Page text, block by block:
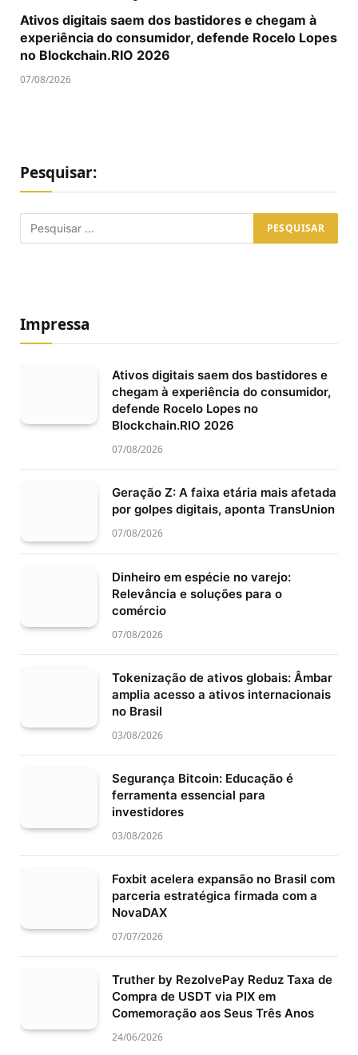
Ativos digitais saem dos bastidores e chegam à
experiência do consumidor, defende Rocelo Lopes
no Blockchain.RIO 2026
07/08/2026
Pesquisar:
Impressa
Ativos digitais saem dos bastidores e
chegam à experiência do consumidor,
defende Rocelo Lopes no
Blockchain.RIO 2026
07/08/2026
Geração Z: A faixa etária mais afetada
por golpes digitais, aponta TransUnion
07/08/2026
Dinheiro em espécie no varejo:
Relevância e soluções para o
comércio
07/08/2026
Tokenização de ativos globais: Âmbar
amplia acesso a ativos internacionais
no Brasil
03/08/2026
Segurança Bitcoin: Educação é
ferramenta essencial para
investidores
03/08/2026
Foxbit acelera expansão no Brasil com
parceria estratégica firmada com a
NovaDAX
07/07/2026
Truther by RezolvePay Reduz Taxa de
Compra de USDT via PIX em
Comemoração aos Seus Três Anos
24/06/2026